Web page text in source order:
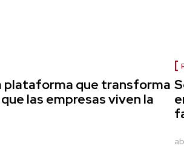
plataforma que transforma
las empresas viven la